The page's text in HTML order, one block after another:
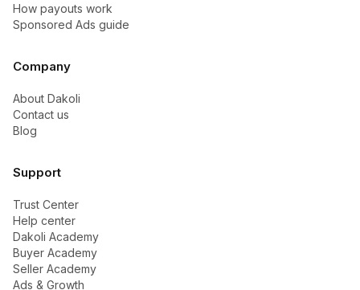
How payouts work
Sponsored Ads guide
Company
About Dakoli
Contact us
Blog
Support
Trust Center
Help center
Dakoli Academy
Buyer Academy
Seller Academy
Ads & Growth